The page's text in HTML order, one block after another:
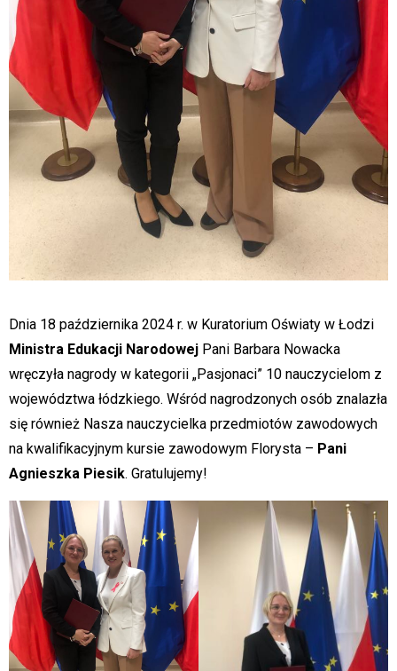
Dnia 18 października 2024 r. w Kuratorium Oświaty w Łodzi
Ministra Edukacji Narodowej Pani Barbara Nowacka
wręczyła nagrody w kategorii „Pasjonaci” 10 nauczycielom z
województwa łódzkiego. Wśród nagrodzonych osób znalazła
się również Nasza nauczycielka przedmiotów zawodowych
na kwalifikacyjnym kursie zawodowym Florysta – Pani
Agnieszka Piesik. Gratulujemy!